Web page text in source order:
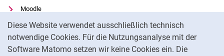
Diese Website verwendet ausschließlich technisch
notwendige Cookies. Für die Nutzungsanalyse mit der
Software Matomo setzen wir keine Cookies ein. Die
Moodle
Panopto
Universitätsbibliothek
Datenschutz